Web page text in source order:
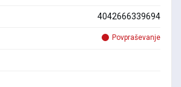
4042666339694
Povpraševanje